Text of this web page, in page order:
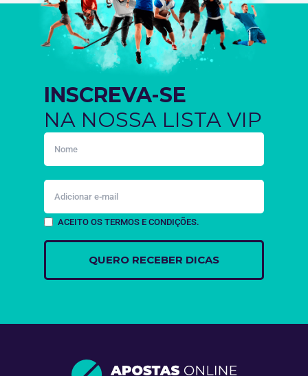
INSCREVA-SE
NA NOSSA LISTA VIP
ACEITO OS TERMOS E CONDIÇÕES.